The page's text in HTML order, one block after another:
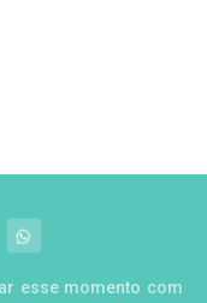
esse momento com